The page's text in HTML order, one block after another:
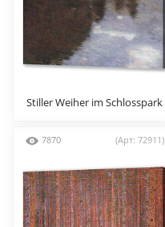
Stiller Weiher im Schlosspark
7870 (Арт: 72911)